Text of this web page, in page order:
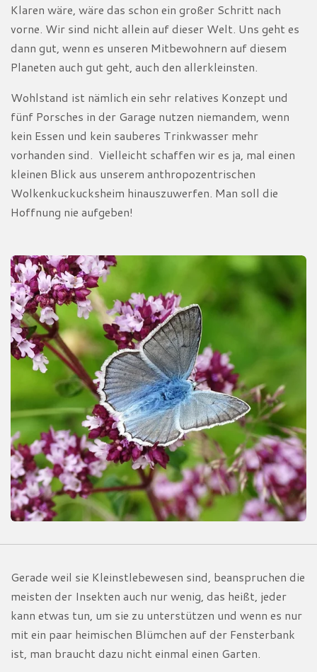
Klaren wäre, wäre das schon ein großer Schritt nach
vorne. Wir sind nicht allein auf dieser Welt. Uns geht es
dann gut, wenn es unseren Mitbewohnern auf diesem
Planeten auch gut geht, auch den allerkleinsten.
Wohlstand ist nämlich ein sehr relatives Konzept und
fünf Porsches in der Garage nutzen niemandem, wenn
kein Essen und kein sauberes Trinkwasser mehr
vorhanden sind. Vielleicht schaffen wir es ja, mal einen
kleinen Blick aus unserem anthropozentrischen
Wolkenkuckucksheim hinauszuwerfen. Man soll die
Hoffnung nie aufgeben!
Gerade weil sie Kleinstlebewesen sind, beanspruchen die
meisten der Insekten auch nur wenig, das heißt, jeder
kann etwas tun, um sie zu unterstützen und wenn es nur
mit ein paar heimischen Blümchen auf der Fensterbank
ist, man braucht dazu nicht einmal einen Garten.